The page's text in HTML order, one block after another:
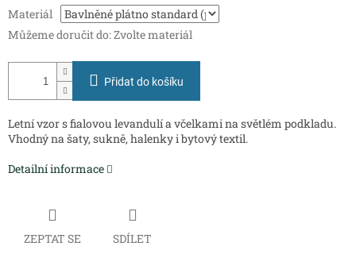
cena:
Materiál
Můžeme doručit do:Zvolte materiál
Přidat do košíku
Letní vzor s fialovou levandulí a včelkami na světlém podkladu.
Vhodný na šaty, sukně, halenky i bytový textil.
Detailní informace
ZEPTAT SE SDÍLET